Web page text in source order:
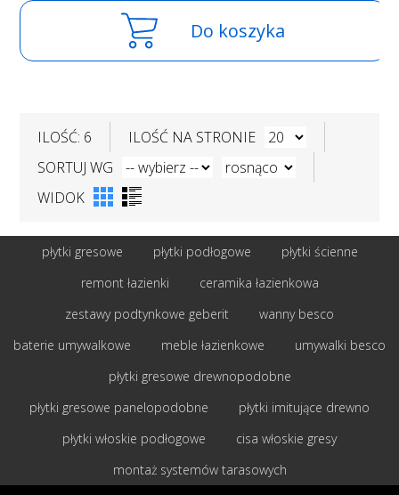
Do koszyka
ILOŚĆ: 6
ILOŚĆ NA STRONIE
SORTUJ WG
WIDOK
płytki gresowe płytki podłogowe
płytki ścienne
remont łazienki
ceramika łazienkowa
zestawy podtynkowe geberit
wanny besco
baterie umywalkowe
meble łazienkowe
umywalki besco
płytki gresowe drewnopodobne
płytki gresowe panelopodobne
płytki imitujące drewno
płytki włoskie podłogowe
cisa włoskie gresy
montaż systemów tarasowych